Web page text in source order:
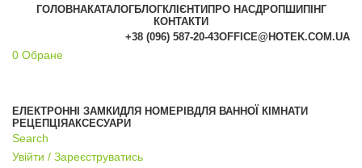
ГОЛОВНАКАТАЛОГБЛОГКЛІЄНТИ ПРО НАСДРОПШИПІНГ
КОНТАКТИ
+38 (096) 587-20-43OFFICE@HOTEK.COM.UA
0 Обране
ЕЛЕКТРОННІ ЗАМКИДЛЯ НОМЕРІВДЛЯ ВАННОЇ КІМНАТИ
РЕЦЕПЦІЯАКСЕСУАРИ
Search
Увійти / Зареєструватись